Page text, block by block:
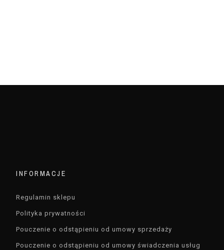
INFORMACJE
Regulamin sklepu
Polityka prywatności
Pouczenie o odstąpieniu od umowy sprzedaży
Pouczenie o odstąpieniu od umowy świadczenia usług